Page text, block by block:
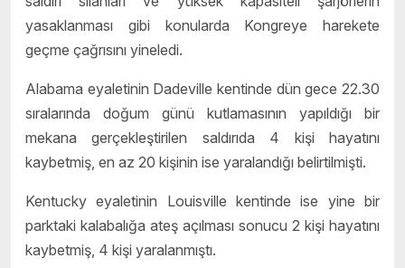
yasaklanması gibi konularda Kongreye harekete
geçme çağrısını yineledi.
Alabama eyaletinin Dadeville kentinde dün gece 22.30
sıralarında doğum günü kutlamasının yapıldığı bir
mekana gerçekleştirilen saldırıda 4 kişi hayatını
kaybetmiş, en az 20 kişinin ise yaralandığı belirtilmişti.
Kentucky eyaletinin Louisville kentinde ise yine bir
parktaki kalabalığa ateş açılması sonucu 2 kişi hayatını
kaybetmiş, 4 kişi yaralanmıştı.